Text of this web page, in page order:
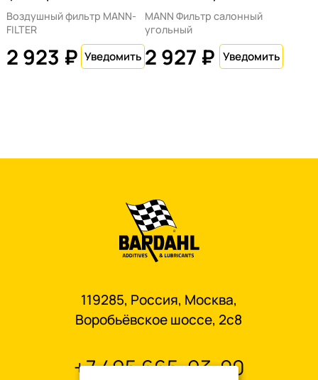
Воздушный фильтр MANN-
FILTER
2 923 ₽
MANN Фильтр салонный
угольный
2 927 ₽
119285, Россия, Москва,
Воробьёвское шоссе, 2с8
+7 495 665-93-00